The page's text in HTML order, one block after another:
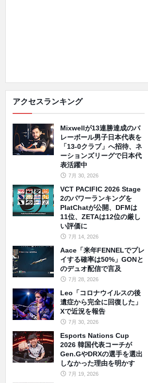
アクセスランキング
Mixwellが13連勝達成のバ
レーボール男子日本代表を
「13-0クラブ」へ招待、ネ
ーションズリーグで日本代
表活躍中
7月 30, 2026
VCT PACIFIC 2026 Stage
2のパワーランキングを
PlatChatが公開、DFMは
11位、ZETAは12位の厳し
い評価に
7月 14, 2026
Aace「来年FENNELでプレ
イする確率は50%」GONと
のデュオ配信で言及
7月 28, 2026
Leo「コロナウイルスの後
遺症から完全に回復した」
Xで近況を報告
7月 30, 2026
Esports Nations Cup
2026 韓国代表コーチが
Gen.GやDRXの選手を選出
しなかった理由を明かす
7月 19, 2026